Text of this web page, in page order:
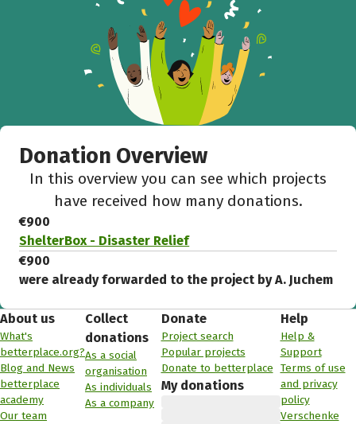
Donation Overview
In this overview you can see which projects
have received how many donations.
€900
ShelterBox - Disaster Relief
€900
were already forwarded to the project by A. Juchem
About us
What's
betterplace.org?
Blog and News
betterplace
academy
Our team
Collect
donations
As a social
organisation
As individuals
As a company
Donate
Project search
Popular projects
Donate to betterplace
My donations
Help
Help &
Support
Terms of use
and privacy
policy
Verschenke